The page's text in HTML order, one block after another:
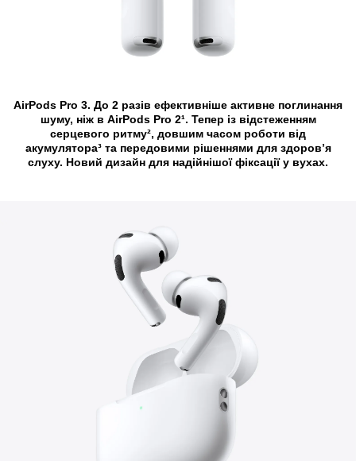
AirPods Pro 3. До 2 разів ефективніше активне поглинання
шуму, ніж в AirPods Pro 2¹. Тепер із відстеженням
серцевого ритму², довшим часом роботи від
акумулятора³ та передовими рішеннями для здоровʼя
слуху. Новий дизайн для надійнішої фіксації у вухах.